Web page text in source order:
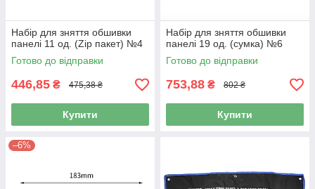
Набір для зняття обшивки
панелі 11 од. (Zip пакет) №4
Готово до відправки
446,85 ₴ 475,38 ₴
Купити
Набір для зняття обшивки
панелі 19 од. (сумка) №6
Готово до відправки
753,88 ₴ 802 ₴
Купити
–6%